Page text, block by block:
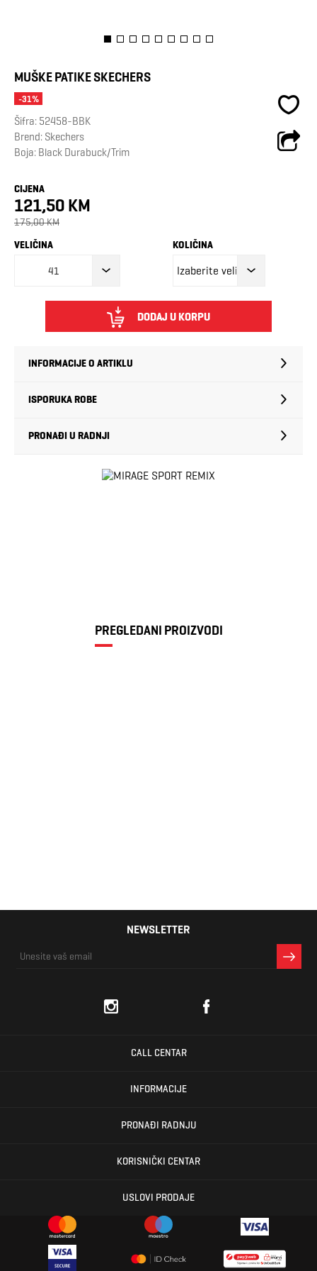
MUŠKE PATIKE SKECHERS
-31%
Šifra: 52458-BBK
Brend: Skechers
Boja: Black Durabuck/Trim
CIJENA
121,50 KM
175,00 KM
VELIČINA
41
KOLIČINA
DODAJ U KORPU
INFORMACIJE O ARTIKLU
ISPORUKA ROBE
PRONAĐI U RADNJI
PREGLEDANI PROIZVODI
NEWSLETTER
CALL CENTAR
INFORMACIJE
PRONAĐI RADNJU
KORISNIČKI CENTAR
USLOVI PRODAJE